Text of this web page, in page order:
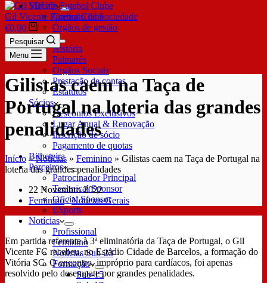
SDUQ
Contrato de Sociedade
Órgãos de gestão
Clube
História
Palmarés
Órgãos Sociais
Prestação de contas
Estatutos
Sócios
Descontos Exclusivos
Lugar Anual & Renovação
Inscrição de sócio
Pagamento de quotas
Bilheteira
Parceiros
Patrocinador Principal
Technical Sponsor
Oficial Sponsor
ESports
Notícias
Profissional
Feminino
Notícias Sub-23
Formação
Sub-15
Gil Vicente Futebol Clube
€0,00
Pesquisar
Menu
Gilistas caem na Taça de
Portugal na loteria das grandes
penalidades
Início »Notícias » Feminino » Gilistas caem na Taça de Portugal na
loteria das grandes penalidades
22 Novembro 2022
Feminino/Notícias Gerais
Em partida referente à 3ª eliminatória da Taça de Portugal, o Gil
Vicente FC recebeu, no Estádio Cidade de Barcelos, a formação do
Vitória SC. O encontro, impróprio para cardíacos, foi apenas
resolvido pelo desempate por grandes penalidades.